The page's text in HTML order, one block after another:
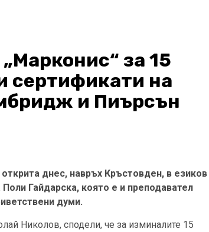
за 15
сертификати на
и Пиърсън
днес, навръх Кръстовден, в езиков
Гайдарска, която е и преподавател
думи.
Николов, сподели, че за изминалите 15